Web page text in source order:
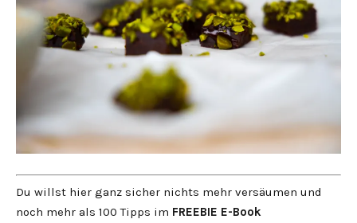
Du willst hier ganz sicher nichts mehr versäumen und
noch mehr als 100 Tipps im FREEBIE E-Book